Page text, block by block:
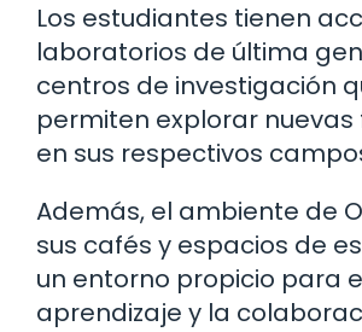
Los estudiantes tienen
laboratorios de última
centros de investigación
permiten explorar
en sus respectivos
Además, el ambiente de
sus cafés y espacios de
un entorno propicio para
aprendizaje y la